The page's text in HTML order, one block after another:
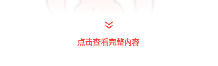
点击查看完整内容